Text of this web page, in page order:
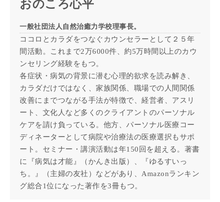
おのころ心平
一般社団法人自然治癒力学校理事長。
ココロとカラダをつなぐカウンセラーとして２５年
間活動。これまで2万6000件、約5万時間以上のカウ
ンセリング経験をもつ。
各症状・病気の背景に潜む心理的欲求を読み解き、
カラダだけではなく、家族関係、職場での人間関係
改善にまでつながる手法が特徴で、経営者、アスリ
ート、文化人など多くのクライアントのパーソナル
ケアを請け負っている。他方、パーソナル医療コー
ディネーターとして病院や治療法の医療選択もサポ
ート。セミナー・講演活動は年150回を超える。著書
に『病気は才能』（かんき出版）、『ゆるすいっ
ち。』（主婦の友社）などがあり、Amazonランキン
グ総合1位になった著作を3冊もつ。